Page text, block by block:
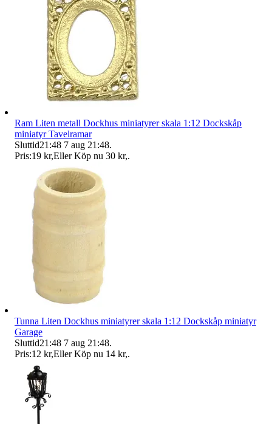
Ram Liten metall Dockhus miniatyrer skala 1:12 Dockskåp
miniatyr Tavelramar
Sluttid21:48 7 aug 21:48.
Pris:19 kr,Eller Köp nu 30 kr,.
Tunna Liten Dockhus miniatyrer skala 1:12 Dockskåp miniatyr
Garage
Sluttid21:48 7 aug 21:48.
Pris:12 kr,Eller Köp nu 14 kr,.